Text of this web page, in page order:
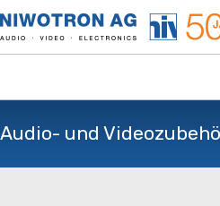
Audio- und